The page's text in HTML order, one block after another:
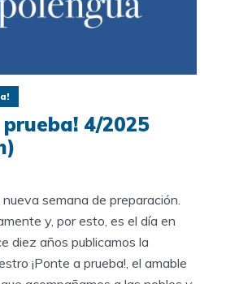
prueba! 4/2025
semana de preparación.
y, por esto, es el día en
diez años publicamos la
¡Ponte a prueba!, el amable